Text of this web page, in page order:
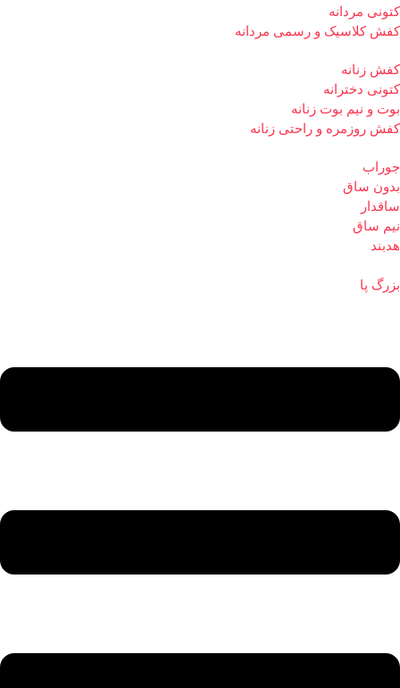
کتونی مردانه
کفش کلاسیک و رسمی مردانه
کفش زنانه
کتونی دخترانه
بوت و نیم بوت زنانه
کفش روزمره و راحتی زنانه
جوراب
بدون ساق
ساقدار
نیم ساق
هدبند
بزرگ پا